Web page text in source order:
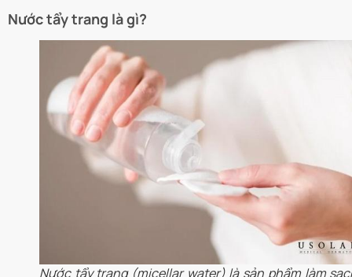
Nước tẩy trang là gì?
Nước tẩy trang (micellar water) là sản phẩm làm